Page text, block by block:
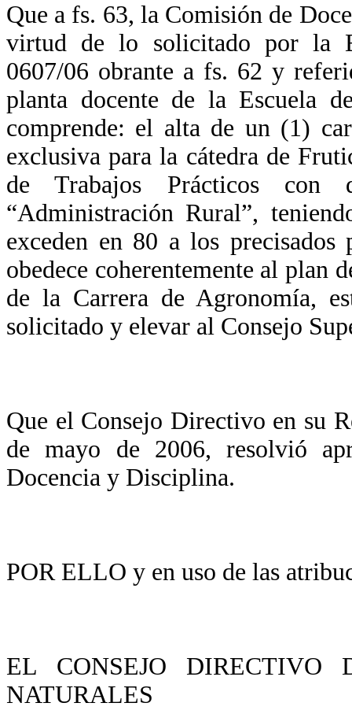
Que a fs. 63, la Comisión de
virtud de lo solicitado por la
0607/06 obrante a fs. 62 y
planta docente de la Escuela
comprende: el alta de un (1)
exclusiva para la cátedra de
de Trabajos Prácticos con
“Administración Rural”,
exceden en 80 a los
obedece coherentemente al plan
de la Carrera de Agronomía,
solicitado y elevar al Consejo
Que el Consejo Directivo en su
de mayo de 2006, resolvió
Docencia y Disciplina.
POR ELLO y en uso de las
EL CONSEJO
NATURALES